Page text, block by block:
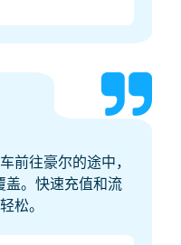
前往豪尔的途中，
。快速充值和流
松。